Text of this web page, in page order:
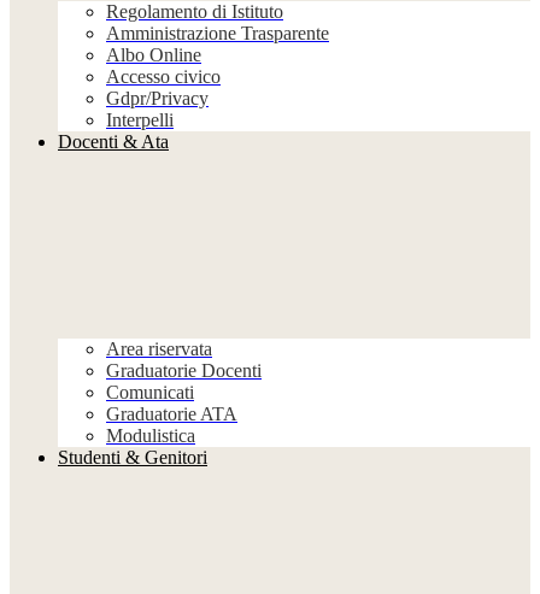
Regolamento di Istituto
Amministrazione Trasparente
Albo Online
Accesso civico
Gdpr/Privacy
Interpelli
Docenti & Ata
Area riservata
Graduatorie Docenti
Comunicati
Graduatorie ATA
Modulistica
Studenti & Genitori